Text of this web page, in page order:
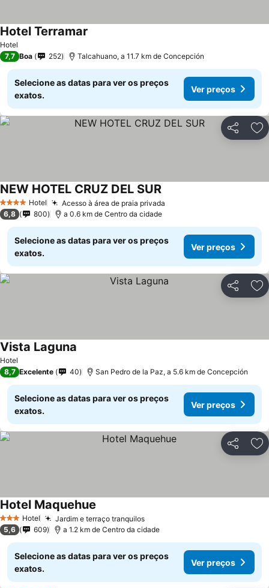
Hotel
Hotel Terramar
7,7 Boa 252 Talcahuano, a 11.7 km de Concepción
Selecione as datas para ver os preços
exatos.
Ver preços
Partilhar
4 EstrelasHotel Acesso à área de praia privada
NEW HOTEL CRUZ DEL SURVer preços
6,8 800 a 0.6 km de Centro da cidade
Selecione as datas para ver os preços
exatos.
Ver preços
Partilhar
Hotel
Vista Laguna
8,7 Excelente 40 San Pedro de la Paz, a 5.6 km de Concepción
Selecione as datas para ver os preços
exatos.
Ver preços
Partilhar
3 EstrelasHotel Jardim e terraço tranquilosVer preços
Hotel Maquehue
5,6 609 a 1.2 km de Centro da cidade
Selecione as datas para ver os preços
exatos.
Ver preços